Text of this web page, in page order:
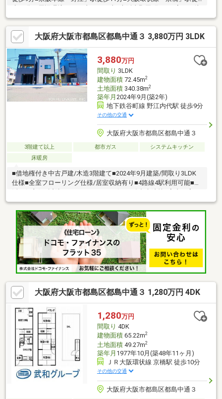
歩6分(約480m)■ライフ京橋店まで徒歩8分(約620m)■榎並小学校
まで徒歩9分(約720m)■蒲生中学校まで徒歩12分(約930m)
大阪府大阪市都島区都島中通３ 3,880万円 3LDK
3,880万円
間取り 3LDK
建物面積72.45m2
土地面積340.38m2
築年月 2024年9月(築2年)
地下鉄谷町線 野江内代駅 徒歩9分
その他の交通
大阪府大阪市都島区都島中通３
3階建て以上 都市ガス
システムキッチン
床暖房
■借地権付き中古戸建/木造3階建て■2024年9月建築/間取り3LDK
仕様■全室フローリング仕様/居室収納有り■4路線4駅利用可能■生
お使いです■室内ハウスクリーニング済み■空家の為、即日ご内覧
可能■物件の詳細及びお問合せは、東急リバブル梅田センター担
当：松野までお願いします。（フリーコール：0120-109-635）
大阪府大阪市都島区都島中通３ 1,280万円 4DK
1,280万円
間取り 4DK
建物面積65.22m2
土地面積49.27m2
築年月 1977年10月(築48年11ヶ月)
ＪＲ大阪環状線 京橋駅 徒歩10分
その他の交通
大阪府大阪市都島区都島中通３